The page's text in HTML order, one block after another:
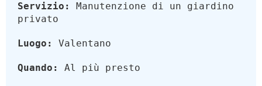
Servizio:
Manutenzione di un giardino
privato
Luogo: Valentano
Quando: Al più presto